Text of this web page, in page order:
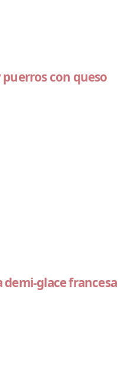
puerros con queso
demi-glace francesa